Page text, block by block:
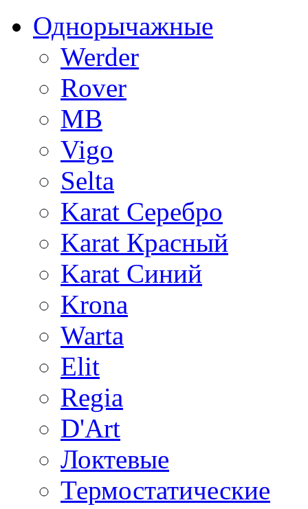
Однорычажные
Werder
Rover
MB
Vigo
Selta
Karat Серебро
Karat Красный
Karat Синий
Krona
Warta
Elit
Regia
D'Art
Локтевые
Термостатические